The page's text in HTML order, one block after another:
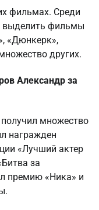
фильмах. Среди
выделить фильмы
«Дюнкерк»,
других.
Александр за
множество
награжден
«Лучший актер
за
премию «Ника» и